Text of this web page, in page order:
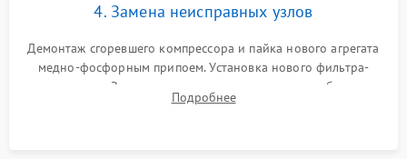
4. Замена неисправных узлов
Демонтаж сгоревшего компрессора и пайка нового агрегата
медно-фосфорным припоем. Установка нового фильтра-
осушителя. Замена изношенных вентиляторов обдува,
сломанных заслонок или поврежденных дверных петель.
Подробнее